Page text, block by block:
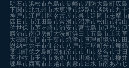
明石市浜松市糸島市長崎市周防大島町広島
下関市北九州市木更津市姫路市淡路市九
神戸市江戸川区 名古屋市呉市延岡市志摩市
四日市市江田島市常滑市沼津市松山市福山
佐世保市茅ヶ崎市浦安市宮古島市伊勢市伊
勝浦市南伊勢町大洗町浜田市五島市 上天
大磯町長門市千葉市焼津市亘理町境港市
恩納村銚子市仙台市八戸市芦屋町光市舞鶴
葉山町徳之島町気仙沼市市川市桑名市廿日
苫小牧市玉名市糸魚川市川崎市尾鷲市柳井
諫早市西宮市 上越市倉敷市出水市南あわじ